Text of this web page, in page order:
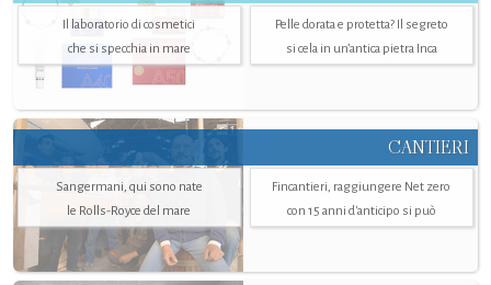
Il laboratorio di cosmetici
che si specchia in mare
Pelle dorata e protetta? Il segreto
si cela in un’antica pietra Inca
CANTIERI
Sangermani, qui sono nate
le Rolls-Royce del mare
Fincantieri, raggiungere Net zero
con 15 anni d'anticipo si può